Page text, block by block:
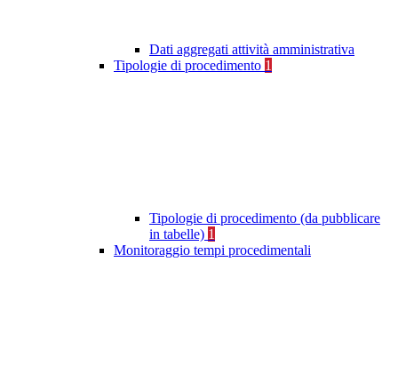
Dati aggregati attività amministrativa
Tipologie di procedimento 1
Tipologie di procedimento (da pubblicare
in tabelle) 1
Monitoraggio tempi procedimentali